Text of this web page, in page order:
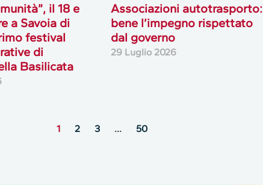
il 18 e
a Savoia di
festival
di
Basilicata
Associazioni autotrasporto:
bene l’impegno rispettato
dal governo
29 Luglio 2026
1 2 3 … 50